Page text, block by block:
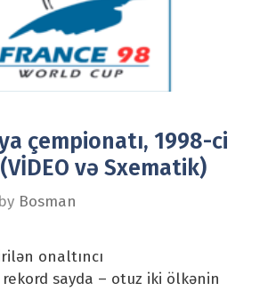
çempionatı, 1998-ci
və Sxematik)
by Bosman
onaltıncı
sayda – otuz iki ölkənin